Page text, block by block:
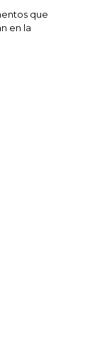
que
en la